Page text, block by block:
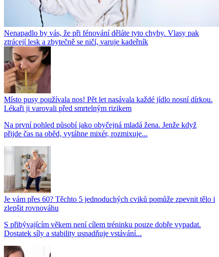
Nenapadlo by vás, že při fénování děláte tyto chyby. Vlasy pak
ztrácejí lesk a zbytečně se ničí, varuje kadeřník
Místo pusy používala nos! Pět let nasávala každé jídlo nosní dírkou.
Lékaři ji varovali před smrtelným rizikem
Na první pohled působí jako obyčejná mladá žena. Jenže když
přijde čas na oběd, vytáhne mixér, rozmixuje...
Je vám přes 60? Těchto 5 jednoduchých cviků pomůže zpevnit tělo i
zlepšit rovnováhu
S přibývajícím věkem není cílem tréninku pouze dobře vypadat.
Dostatek síly a stability usnadňuje vstávání...